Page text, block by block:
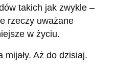
takich jak zwykle –
rzeczy uważane
w życiu.
Aż do dzisiaj.